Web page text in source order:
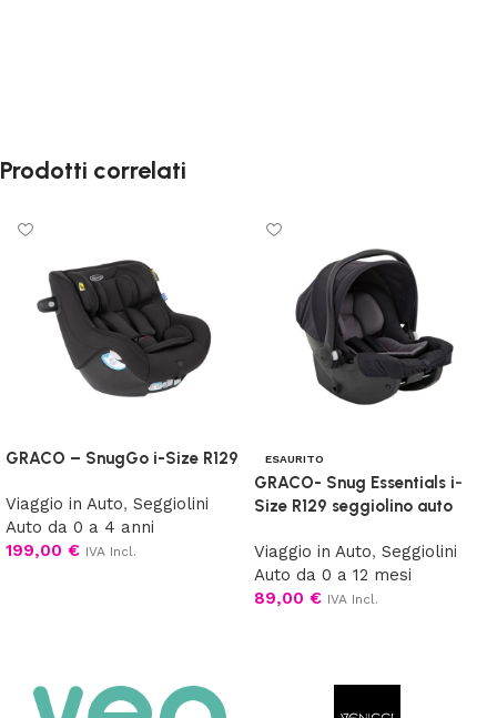
Prodotti correlati
GRACO – SnugGo i-Size R129
Viaggio in Auto, Seggiolini
Auto da 0 a 4 anni
199,00 € IVA Incl.
ESAURITO
GRACO- Snug Essentials i-
Size R129 seggiolino auto
Viaggio in Auto, Seggiolini
Auto da 0 a 12 mesi
89,00 € IVA Incl.